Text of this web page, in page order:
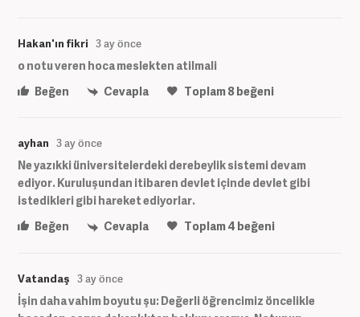
Hakan'ın fikri 3 ay önce
o notu veren hoca meslekten atilmali
Beğen
Cevapla Toplam8beğeni
ayhan 3 ay önce
Ne yazıkki üniversitelerdeki derebeylik sistemi devam
ediyor. Kuruluşundan itibaren devlet içinde devlet gibi
istedikleri gibi hareket ediyorlar.
Beğen
Cevapla Toplam4 beğeni
Vatandaş 3 ay önce
İşin daha vahim boyutu şu: Değerli öğrencimiz öncelikle